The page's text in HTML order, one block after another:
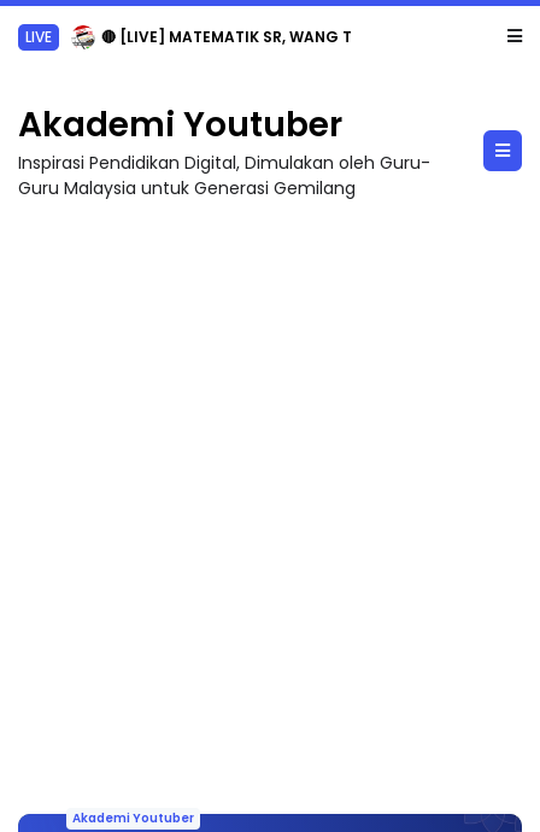
LIVE 🔴 [LIVE] MATEMATIK SR, WANG TAHUN 6 OLEH CIKGU ANITA #ALLINONE #141 #...
Akademi Youtuber
Inspirasi Pendidikan Digital, Dimulakan oleh Guru-
Guru Malaysia untuk Generasi Gemilang
Akademi Youtuber